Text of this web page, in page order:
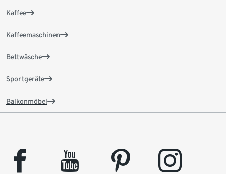
Kaffee
Kaffeemaschinen
Bettwäsche
Sportgeräte
Balkonmöbel
facebook youtube pinterest instagram